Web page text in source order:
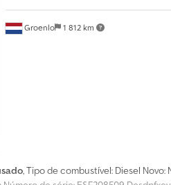
Groenlo 1 812 km
, Tipo de combustível: Diesel